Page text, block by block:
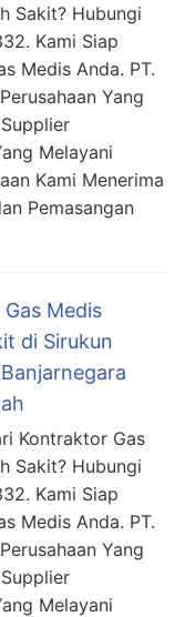
Sakit? Hubungi
Kami Siap
Medis Anda. PT.
Yang
Melayani
Kami Menerima
Pemasangan
Medis
di Sirukun
Kontraktor Gas
Sakit? Hubungi
Kami Siap
Medis Anda. PT.
Yang
Melayani